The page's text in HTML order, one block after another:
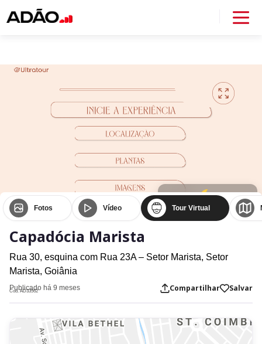
Fotos Vídeo Tour Virtual
Capadócia Marista
Rua 30, esquina com Rua 23A – Setor Marista, Setor
Marista, Goiânia
Publicado há 9 meses
Cod. AD33562 Compartilhar Salvar